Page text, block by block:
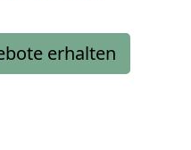
erhalten